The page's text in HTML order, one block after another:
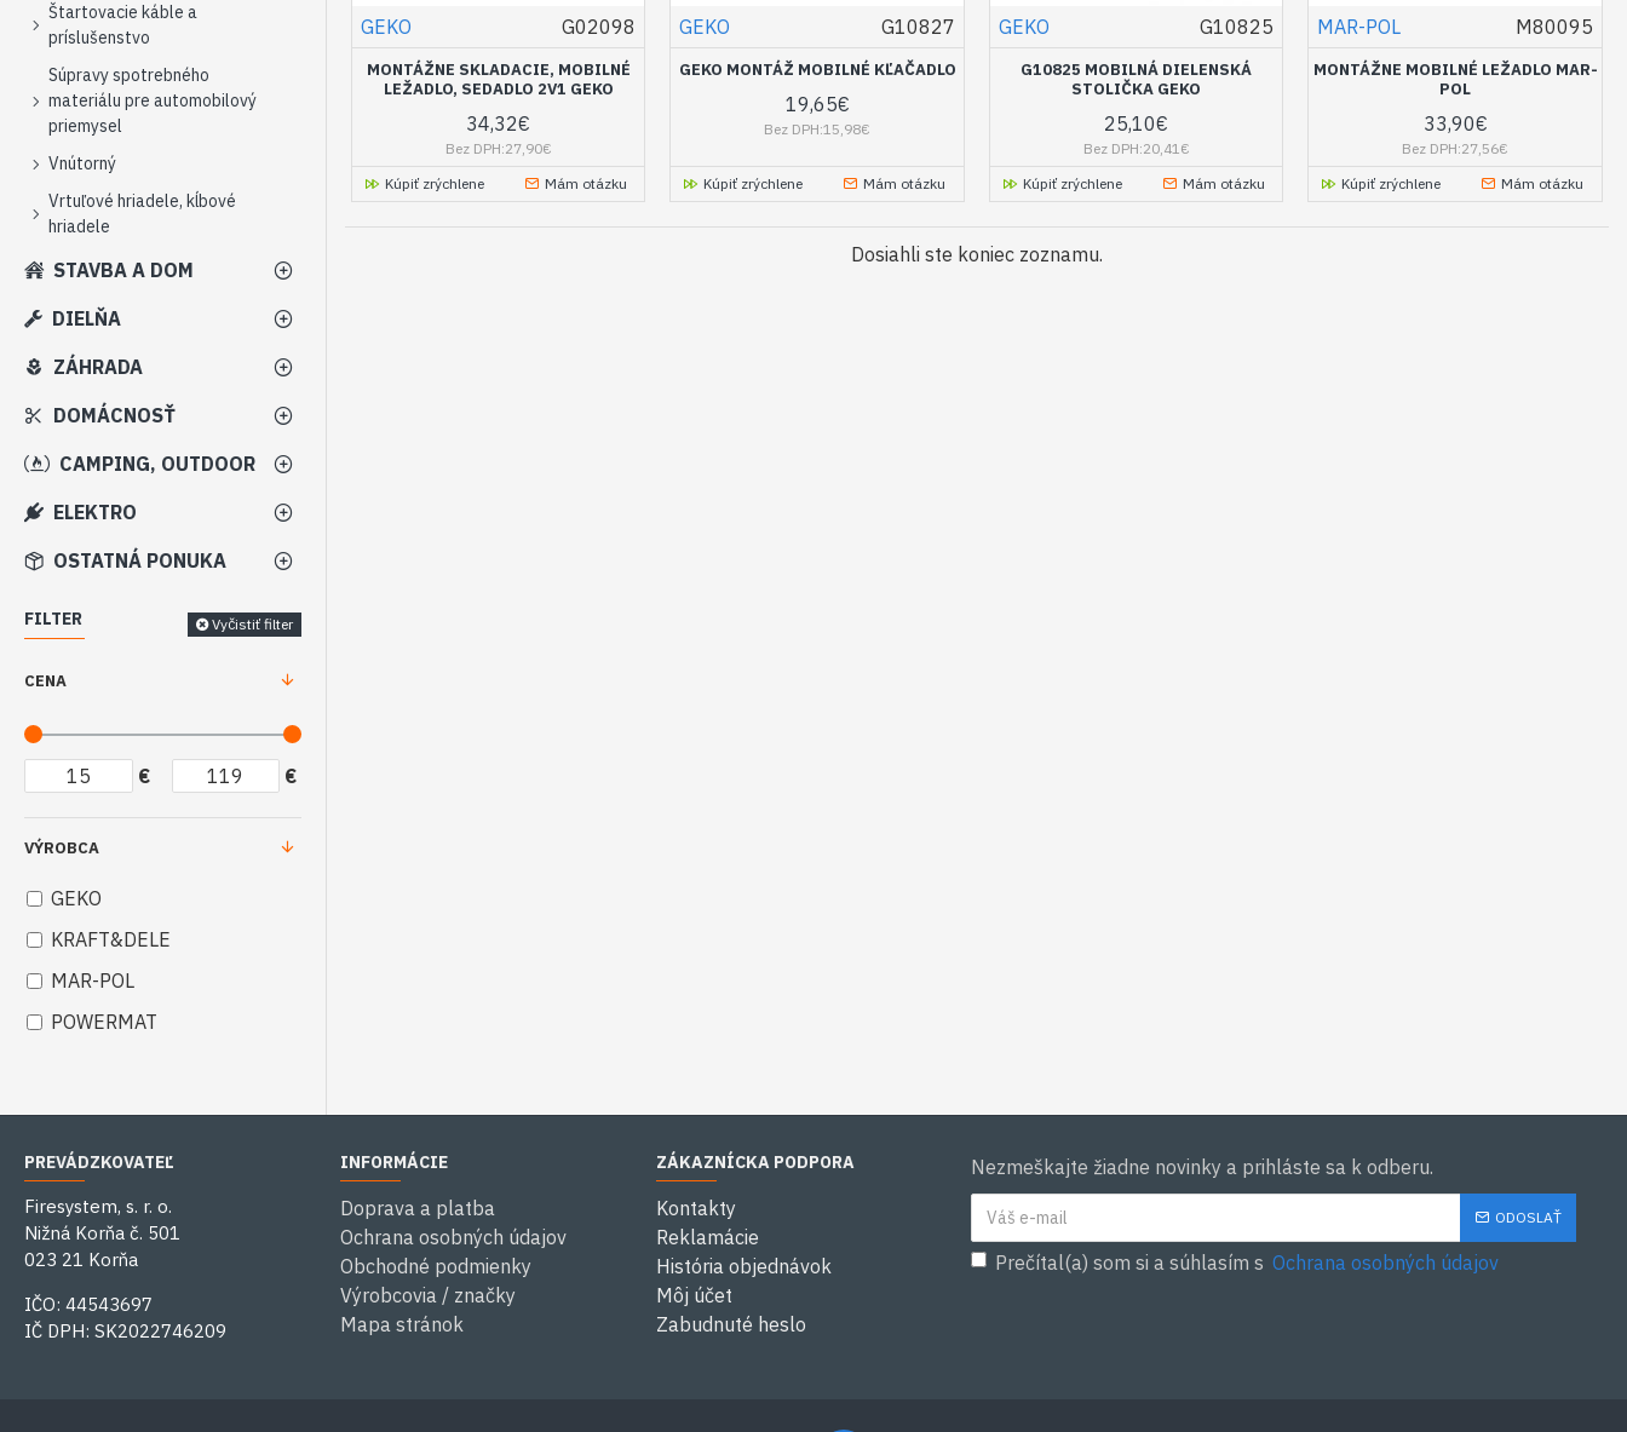
Štartovacie káble a
príslušenstvo
Súpravy spotrebného
materiálu pre automobilový
priemysel
Vnútorný
Vrtuľové hriadele, kĺbové
hriadele
STAVBA A DOM
DIELŇA
ZÁHRADA
DOMÁCNOSŤ
CAMPING, OUTDOOR
ELEKTRO
OSTATNÁ PONUKA
FILTER Vyčistiť filter
CENA
€ €
VÝROBCA
GEKO
KRAFT&DELE
MAR-POL
POWERMAT
GEKO G02098
MONTÁŽNE SKLADACIE, MOBILNÉ
LEŽADLO, SEDADLO 2V1 GEKO
34,32€
Bez DPH:27,90€
Kúpiť zrýchlene
Mám otázku
GEKO G10827
GEKO MONTÁŽ MOBILNÉ KĽAČADLO
19,65€
Bez DPH:15,98€
Kúpiť zrýchlene Mám otázku
GEKO G10825
G10825 MOBILNÁ DIELENSKÁ
STOLIČKA GEKO
25,10€
Bez DPH:20,41€
Kúpiť zrýchlene
Mám otázku
MAR-POL M80095
MONTÁŽNE MOBILNÉ LEŽADLO MAR-
POL
33,90€
Bez DPH:27,56€
Kúpiť zrýchlene
Mám otázku
Dosiahli ste koniec zoznamu.
PREVÁDZKOVATEĽ
Firesystem, s. r. o.
Nižná Korňa č. 501
023 21 Korňa
IČO: 44543697
IČ DPH: SK2022746209
INFORMÁCIE
Doprava a platba
Ochrana osobných údajov
Obchodné podmienky
Výrobcovia / značky
Mapa stránok
ZÁKAZNÍCKA PODPORA
Kontakty
Reklamácie
História objednávok
Môj účet
Zabudnuté heslo
Nezmeškajte žiadne novinky a prihláste sa k odberu.
ODOSLAŤ
Prečítal(a) som si a súhlasím s Ochrana osobných údajov